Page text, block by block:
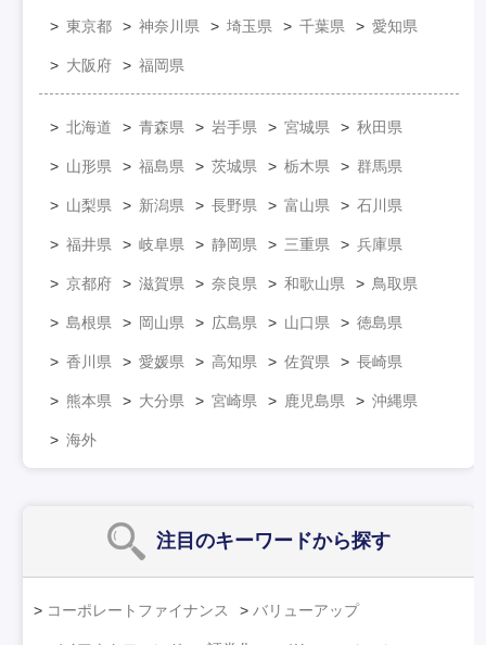
東京都 神奈川県 埼玉県 千葉県 愛知県
大阪府 福岡県
北海道 青森県 岩手県 宮城県 秋田県
山形県 福島県 茨城県 栃木県 群馬県
山梨県 新潟県 長野県 富山県 石川県
福井県 岐阜県 静岡県 三重県 兵庫県
京都府 滋賀県 奈良県 和歌山県 鳥取県
島根県 岡山県 広島県 山口県 徳島県
香川県 愛媛県 高知県 佐賀県 長崎県
熊本県 大分県 宮崎県 鹿児島県 沖縄県
海外
注目のキーワードから探す
コーポレートファイナンス バリューアップ